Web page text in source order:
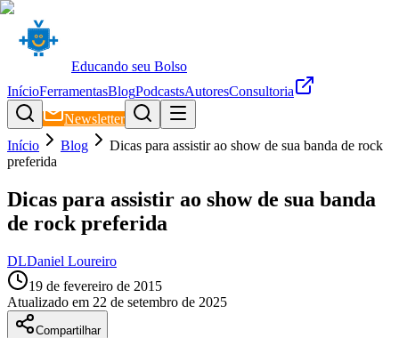
Educando seu Bolso
InícioFerramentasBlogPodcastsAutoresConsultoria
Newsletter
Início
Blog
Dicas para assistir ao show de sua banda de rock
preferida
Dicas para assistir ao show de sua banda
de rock preferida
DLDaniel Loureiro
19 de fevereiro de 2015
Atualizado em 22 de setembro de 2025
Compartilhar